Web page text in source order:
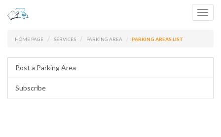
HOME PAGE SERVICES PARKING AREA PARKING AREAS LIST
Post a Parking Area
Subscribe